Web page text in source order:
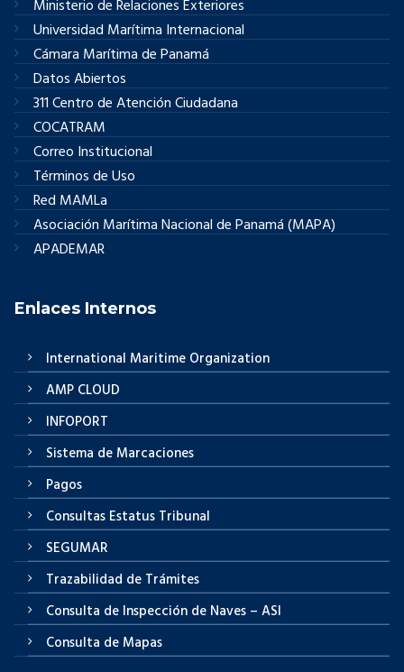
Ministerio de Relaciones Exteriores
Universidad Marítima Internacional
Cámara Marítima de Panamá
Datos Abiertos
311 Centro de Atención Ciudadana
COCATRAM
Correo Institucional
Términos de Uso
Red MAMLa
Asociación Marítima Nacional de Panamá (MAPA)
APADEMAR
Enlaces Internos
International Maritime Organization
AMP CLOUD
INFOPORT
Sistema de Marcaciones
Pagos
Consultas Estatus Tribunal
SEGUMAR
Trazabilidad de Trámites
Consulta de Inspección de Naves – ASI
Consulta de Mapas